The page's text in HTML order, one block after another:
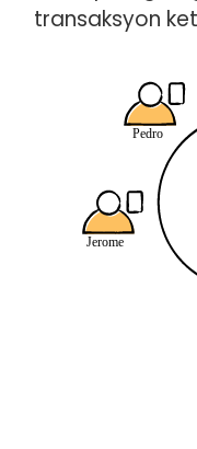
transaksyon